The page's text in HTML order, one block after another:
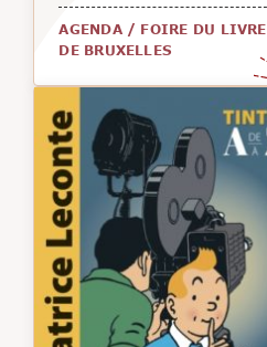
AGENDA/ FOIRE DU LIVRE
DE BRUXELLES